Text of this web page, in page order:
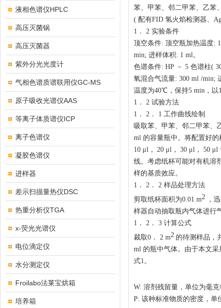
液相色谱仪HPLC
高压灭菌锅
高压灭菌器
紫外分光光度计
气相色谱质谱联用仪GC-MS
原子吸收光谱仪AAS
等离子体质谱仪ICP
离子色谱仪
凝胶色谱仪
进样器
差示扫描量热仪DSC
热重分析仪TGA
x-荧光光谱仪
电位滴定仪
水分测定仪
Froilabo法莱宝烘箱
培养箱
苯、甲苯、邻二甲苯、乙苯
( 配有FID 氢火焰检测器、
1 ． 2 实验条件
顶空条件: 顶空瓶加热温度:
min; 进样体积: 1 ml。
色谱条件: HP － 5 色谱柱(
氧混合气流量: 300 ml /min;
温度为40℃，保持5 min ，以
1 ． 2 试验方法
1 ． 2 ． 1 工作曲线绘制
吸取苯、甲苯、邻二甲苯、
ml 的容量瓶中。将配置好
10 μl ， 20 μl ， 30 μl ， 50 μl
线。考虑纸杯可能对有机溶
样的基质效应。
1 ． 2 ． 2 样品处理方法
剪取纸杯面积为0.01 m2 ，
样器自动抽取瓶内气体进行
1 ． 2 ． 3 计算公式
裁取0 ． 2 m2 的待测样品，
ml 的瓶中气体。由于本文
式1。
W: 溶剂残留量，单位为毫
P: 该种标准物质的密度，单